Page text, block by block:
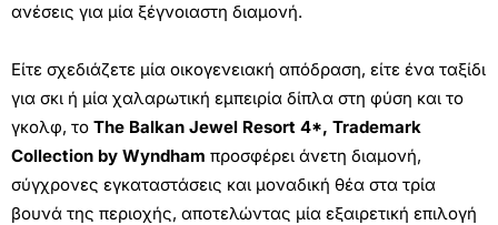
ανέσεις για μία ξέγνοιαστη διαμονή.
Είτε σχεδιάζετε μία οικογενειακή απόδραση, είτε ένα ταξίδι
για σκι ή μία χαλαρωτική εμπειρία δίπλα στη φύση και το
γκολφ, το The Balkan Jewel Resort 4*, Trademark
Collection by Wyndham προσφέρει άνετη διαμονή,
σύγχρονες εγκαταστάσεις και μοναδική θέα στα τρία
βουνά της περιοχής, αποτελώντας μία εξαιρετική επιλογή